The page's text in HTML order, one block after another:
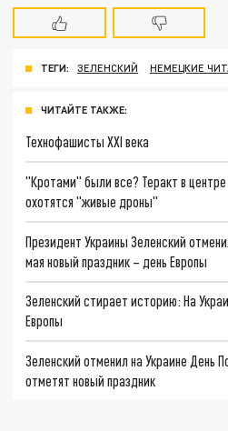
ТЕГИ: ЗЕЛЕНСКИЙ НЕМЕЦКИЕ
ЧИТАЙТЕ ТАКЖЕ:
Технофашисты XXI века
"Кротами" были все? Теракт в
охотятся "живые дроны"
Президент Украины Зеленский
мая новый праздник – день Европы
Зеленский стирает историю: На
Европы
Зеленский отменил на Украине День
отметят новый праздник